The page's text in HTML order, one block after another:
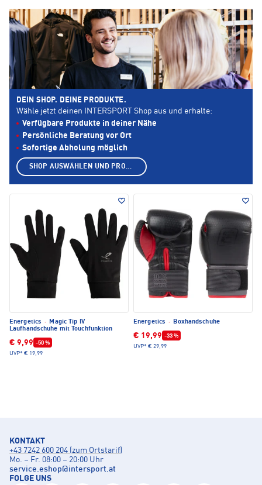
Energetics · Magic Tip IV
Laufhandschuhe mit Touchfunktion
€ 9,99 -50 %
UVP* € 19,99
Energetics · Boxhandschuhe
€ 19,99 -33 %
UVP* € 29,99
DEIN SHOP. DEINE PRODUKTE.
Wähle jetzt deinen INTERSPORT Shop aus und erhalte:
Verfügbare Produkte in deiner Nähe
Persönliche Beratung vor Ort
Sofortige Abholung möglich
SHOP AUSWÄHLEN UND PRODUKTE ANZEIGEN
KONTAKT
+43 7242 600 204 (zum Ortstarif)
Mo. – Fr. 08:00 – 20:00 Uhr
service.eshop@intersport.at
FOLGE UNS